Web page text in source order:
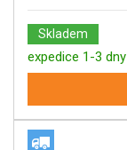
Skladem
expedice 1-3 dny